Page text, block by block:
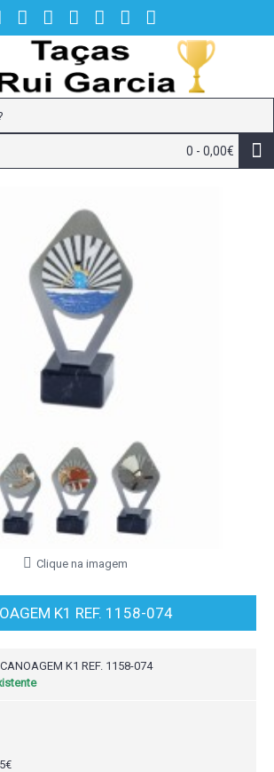
0 - 0,00€
Clique na imagem
K1 REF. 1158-074
K1 REF. 1158-074